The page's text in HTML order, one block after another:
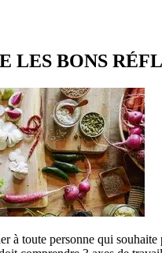
LES BONS
à toute personne qui souhaite